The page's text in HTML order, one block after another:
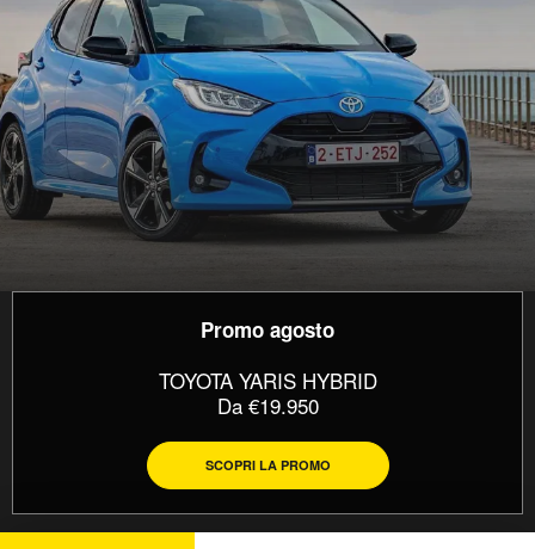
Promo agosto
TOYOTA YARIS HYBRID
Da €19.950
SCOPRI LA PROMO